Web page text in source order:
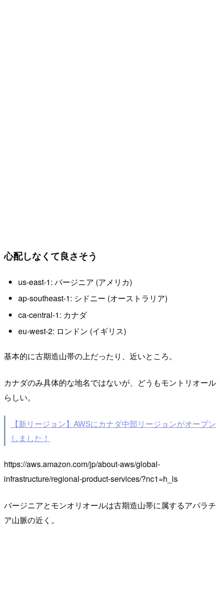
心配しなくて良さそう
us-east-1: バージニア (アメリカ)
ap-southeast-1: シドニー (オーストラリア)
ca-central-1: カナダ
eu-west-2: ロンドン (イギリス)
基本的に古期造山帯の上だったり、近いところ。
カナダのみ具体的な地名ではないが、どうもモントリオール
らしい。
【新リージョン】AWSにカナダ中部リージョンがオープン
しました！
https://aws.amazon.com/jp/about-aws/global-
infrastructure/regional-product-services/?nc1=h_ls
バージニアとモンオリオールは古期造山帯に属するアパラチ
ア山脈の近く。